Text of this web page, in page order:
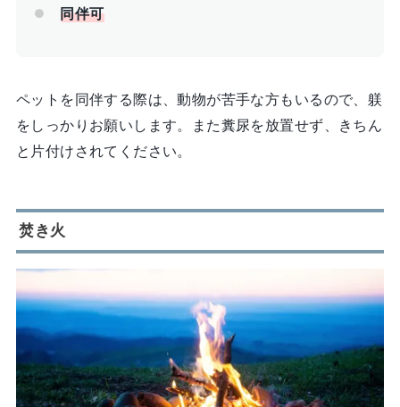
同伴可
ペットを同伴する際は、動物が苦手な方もいるので、躾
をしっかりお願いします。また糞尿を放置せず、きちん
と片付けされてください。
焚き火